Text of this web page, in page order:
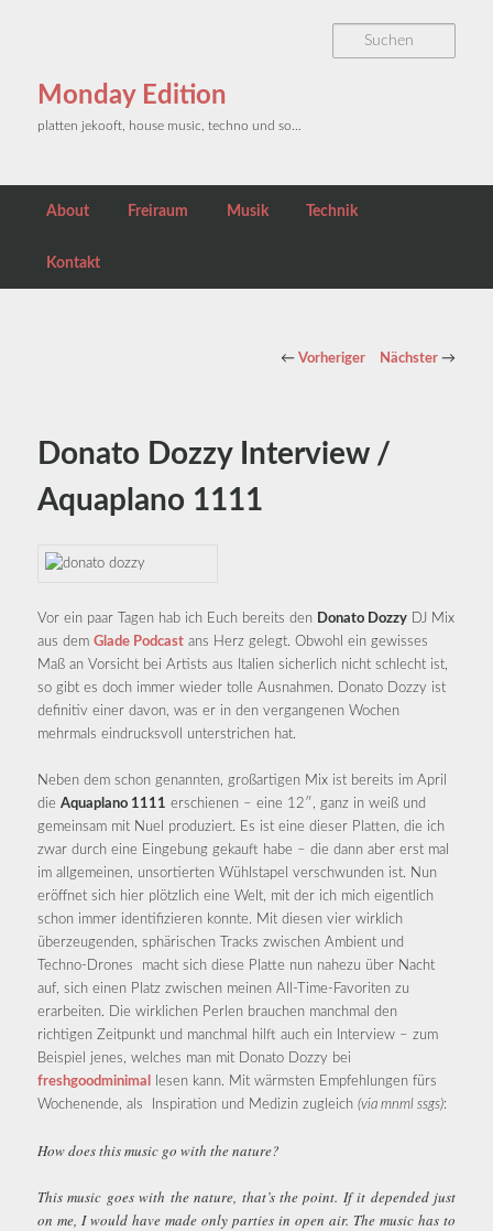
Monday Edition
platten jekooft, house music, techno und so…
About Freiraum Musik Technik
Kontakt
Beitragsnavigation
←Vorheriger Nächster →
Donato Dozzy Interview /
Aquaplano 1111
Vor ein paar Tagen hab ich Euch bereits den Donato Dozzy DJ Mix
aus demGlade Podcast ans Herz gelegt. Obwohl ein gewisses
Maß an Vorsicht bei Artists aus Italien sicherlich nicht schlecht ist,
so gibt es doch immer wieder tolle Ausnahmen. Donato Dozzy ist
definitiv einer davon, was er in den vergangenen Wochen
mehrmals eindrucksvoll unterstrichen hat.
Neben dem schon genannten, großartigen Mix ist bereits im April
dieAquaplano 1111 erschienen – eine 12″, ganz in weiß und
gemeinsam mit Nuel produziert. Es ist eine dieser Platten, die ich
zwar durch eine Eingebung gekauft habe – die dann aber erst mal
im allgemeinen, unsortierten Wühlstapel verschwunden ist. Nun
eröffnet sich hier plötzlich eine Welt, mit der ich mich eigentlich
schon immer identifizieren konnte. Mit diesen vier wirklich
überzeugenden, sphärischen Tracks zwischen Ambient und
Techno-Drones macht sich diese Platte nun nahezu über Nacht
auf, sich einen Platz zwischen meinen All-Time-Favoriten zu
erarbeiten. Die wirklichen Perlen brauchen manchmal den
richtigen Zeitpunkt und manchmal hilft auch ein Interview – zum
Beispiel jenes, welches man mit Donato Dozzy bei
freshgoodminimal
lesen kann. Mit wärmsten Empfehlungen fürs
Wochenende, als Inspiration und Medizin zugleich(via mnml ssgs):
How does this music go with the nature?
This music goes with the nature, that’s the point. If it depended just
on me, I would have made only parties in open air. The music has to